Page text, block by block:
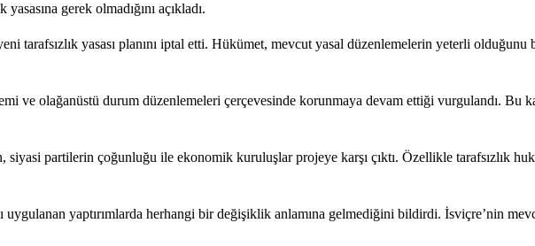
gerek olmadığını açıkladı.
tarafsızlık yasası planını iptal etti. Hükümet, mevcut yasal düzenlemelerin yeterli olduğunu
ve olağanüstü durum düzenlemeleri çerçevesinde korunmaya devam ettiği vurgulandı. Bu
siyasi partilerin çoğunluğu ile ekonomik kuruluşlar projeye karşı çıktı. Özellikle tarafsızlık
uygulanan yaptırımlarda herhangi bir değişiklik anlamına gelmediğini bildirdi. İsviçre’nin